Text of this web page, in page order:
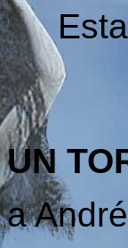
UN
a